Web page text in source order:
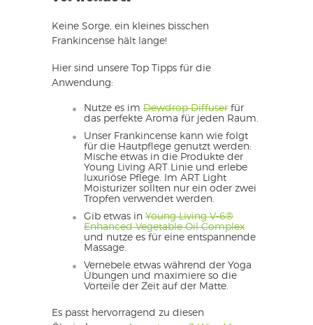
Keine Sorge, ein kleines bisschen
Frankincense hält lange!
Hier sind unsere Top Tipps für die
Anwendung:
Nutze es im Dewdrop Diffuser für
das perfekte Aroma für jeden Raum.
Unser Frankincense kann wie folgt
für die Hautpflege genutzt werden:
Mische etwas in die Produkte der
Young Living ART Linie und erlebe
luxuriöse Pflege. Im ART Light
Moisturizer sollten nur ein oder zwei
Tropfen verwendet werden.
Gib etwas in Young Living V-6®
Enhanced Vegetable Oil Complex
und nutze es für eine entspannende
Massage.
Vernebele etwas während der Yoga
Übungen und maximiere so die
Vorteile der Zeit auf der Matte.
Es passt hervorragend zu diesen